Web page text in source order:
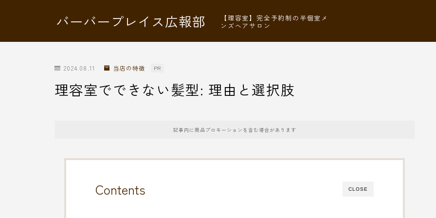
バーバープレイス広報部
【理容室】完全予約制の半個室メ
ンズヘアサロン
2024.08.11 当店の特徴 PR
理容室でできない髪型: 理由と選択肢
記事内に商品プロモーションを含む場合があります
CLOSE
Contents